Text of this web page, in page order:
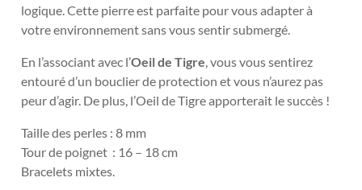
logique. Cette pierre est parfaite pour vous adapter à
votre environnement sans vous sentir submergé.
En l’associant avec l’Oeil de Tigre , vous vous sentirez
entouré d’un bouclier de protection et vous n’aurez pas
peur d’agir. De plus, l’Oeil de Tigre apporterait le succès !
Taille des perles : 8 mm
Tour de poignet : 16 – 18 cm
Bracelets mixtes.